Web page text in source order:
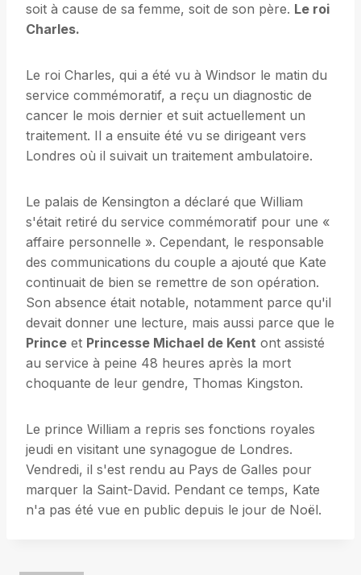
soit à cause de sa femme, soit de son père. Le roi
Charles.
Le roi Charles, qui a été vu à Windsor le matin du
service commémoratif, a reçu un diagnostic de
cancer le mois dernier et suit actuellement un
traitement. Il a ensuite été vu se dirigeant vers
Londres où il suivait un traitement ambulatoire.
Le palais de Kensington a déclaré que William
s'était retiré du service commémoratif pour une «
affaire personnelle ». Cependant, le responsable
des communications du couple a ajouté que Kate
continuait de bien se remettre de son opération.
Son absence était notable, notamment parce qu'il
devait donner une lecture, mais aussi parce que le
Prince et Princesse Michael de Kent ont assisté
au service à peine 48 heures après la mort
choquante de leur gendre, Thomas Kingston.
Le prince William a repris ses fonctions royales
jeudi en visitant une synagogue de Londres.
Vendredi, il s'est rendu au Pays de Galles pour
marquer la Saint-David. Pendant ce temps, Kate
n'a pas été vue en public depuis le jour de Noël.